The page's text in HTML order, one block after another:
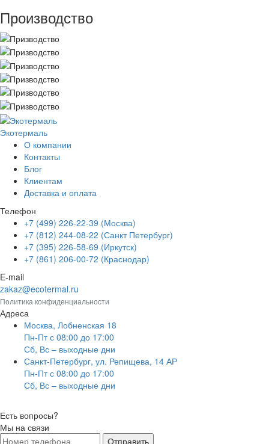
Производство
Экотермаль
О компании
Контакты
Блог
Клиентам
Доставка и оплата
Телефон
+7 (499) 226-22-39 (Москва)
+7 (812) 244-08-22 (Санкт Петербург)
+7 (395) 226-58-69 (Иркутск)
+7 (861) 206-00-72 (Краснодар)
E-mail
zakaz@ecotermal.ru
Политика конфиденциальности
Адреса
Москва, Лобненская 18
Пн-Пт с 08:00 до 17:00
Сб, Вс – выходные дни
Санкт-Петербург, ул. Репищева, 14 АР
Пн-Пт с 08:00 до 17:00
Сб, Вс – выходные дни
Есть вопросы?
Мы на связи
Отправить